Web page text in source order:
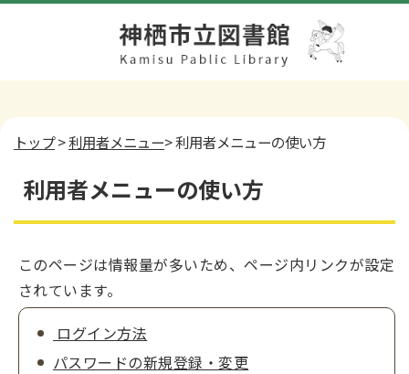
トップ>利用者メニュー> 利用者メニューの使い方
利用者メニューの使い方
このページは情報量が多いため、ページ内リンクが設定
されています。
ログイン方法
パスワードの新規登録・変更